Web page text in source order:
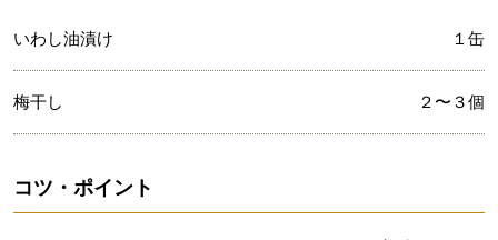
いわし油漬け １缶
梅干し ２〜３個
コツ・ポイント